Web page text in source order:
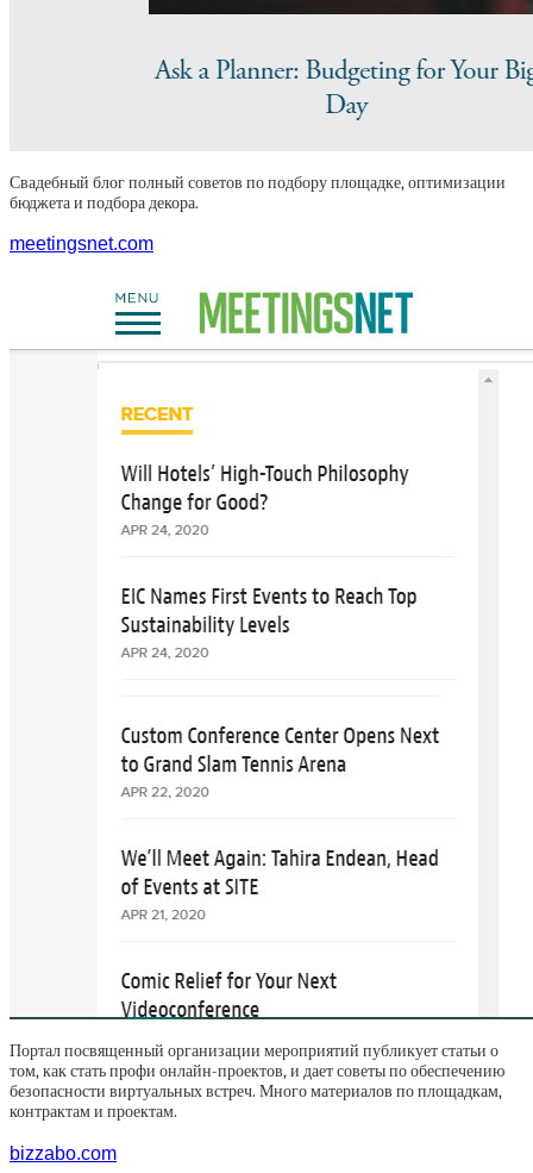
Свадебный блог полный советов по подбору площадке, оптимизации
бюджета и подбора декора.
meetingsnet.com
Портал посвященный организации мероприятий публикует статьи о
том, как стать профи онлайн-проектов, и дает советы по обеспечению
безопасности виртуальных встреч. Много материалов по площадкам,
контрактам и проектам.
bizzabo.com